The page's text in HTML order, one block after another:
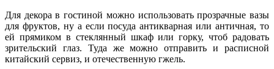
Для декора в гостиной можно использовать прозрачные вазы
для фруктов, ну а если посуда антикварная или античная, то
ей прямиком в стеклянный шкаф или горку, чтоб радовать
зрительский глаз. Туда же можно отправить и расписной
китайский сервиз, и отечественную гжель.